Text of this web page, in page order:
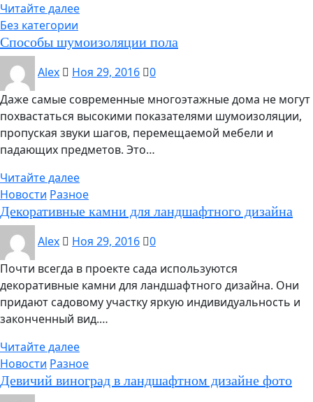
Читайте далее
Без категории
Способы шумоизоляции пола
Alex
Ноя 29, 2016
0
Даже самые современные многоэтажные дома не могут
похвастаться высокими показателями шумоизоляции,
пропуская звуки шагов, перемещаемой мебели и
падающих предметов. Это…
Читайте далее
Новости Разное
Декоративные камни для ландшафтного дизайна
Alex
Ноя 29, 2016
0
Почти всегда в проекте сада используются
декоративные камни для ландшафтного дизайна. Они
придают садовому участку яркую индивидуальность и
законченный вид.…
Читайте далее
Новости Разное
Девичий виноград в ландшафтном дизайне фото